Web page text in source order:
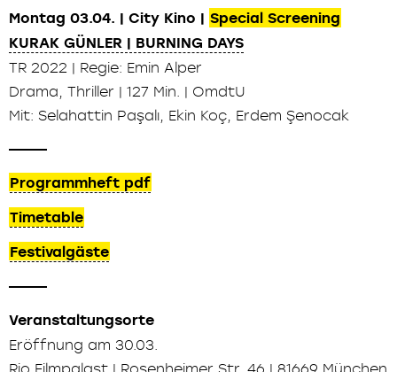
Montag 03.04. | City Kino | Special Screening
KURAK GÜNLER | BURNING DAYS
TR 2022 | Regie: Emin Alper
Drama, Thriller | 127 Min. | OmdtU
Mit: Selahattin Paşalı, Ekin Koç, Erdem Şenocak
Programmheft pdf
Timetable
Festivalgäste
Veranstaltungsorte
Eröffnung am 30.03.
Rio Filmpalast | Rosenheimer Str. 46 | 81669 München